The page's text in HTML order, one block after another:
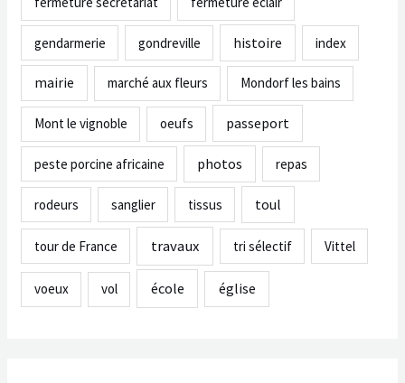
gendarmerie gondreville histoire index
mairie marché aux fleurs Mondorf les bains
Mont le vignoble oeufs passeport
peste porcine africaine photos repas
rodeurs sanglier tissus toul
tour de France travaux tri sélectif Vittel
voeux vol école église